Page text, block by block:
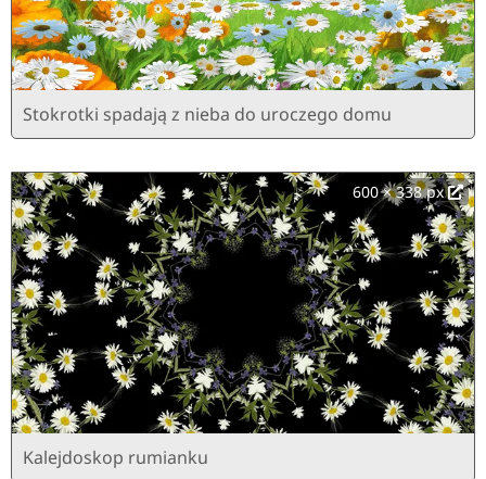
Stokrotki spadają z nieba do uroczego domu
600 × 338 px
Kalejdoskop rumianku